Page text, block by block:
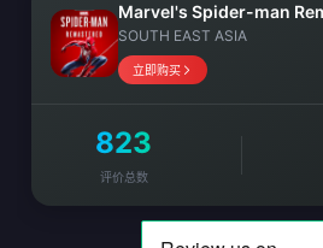
SOUTH EAST ASIA
立即购买
823
评价总数